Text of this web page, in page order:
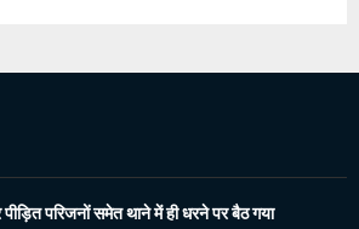
परिजनों समेत थाने में ही धरने पर बैठ गया